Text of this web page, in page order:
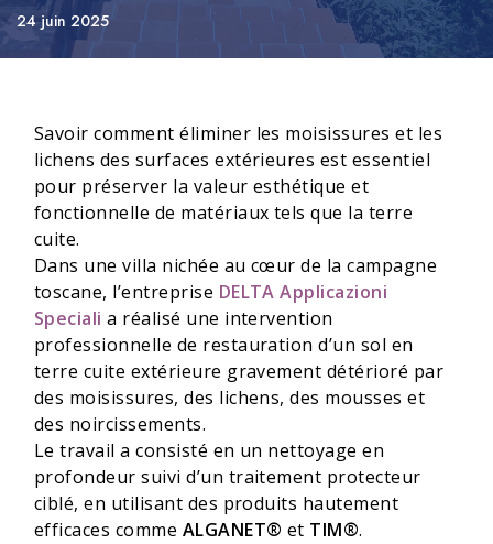
24 juin 2025
Savoir comment éliminer les moisissures et les
lichens des surfaces extérieures est essentiel
pour préserver la valeur esthétique et
fonctionnelle de matériaux tels que la terre
cuite.
Dans une villa nichée au cœur de la campagne
toscane, l’entreprise DELTA Applicazioni
Speciali a réalisé une intervention
professionnelle de restauration d’un sol en
terre cuite extérieure gravement détérioré par
des moisissures, des lichens, des mousses et
des noircissements.
Le travail a consisté en un nettoyage en
profondeur suivi d’un traitement protecteur
ciblé, en utilisant des produits hautement
efficaces comme ALGANET® et TIM®.